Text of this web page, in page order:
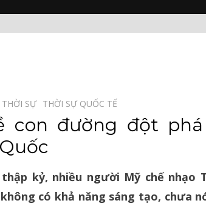
THỜI SỰ⠀ THỜI SỰ QUỐC TẾ⠀
con đường đột
thập kỷ, nhiều người Mỹ chế nhạo
có khả năng sáng tạo, chưa